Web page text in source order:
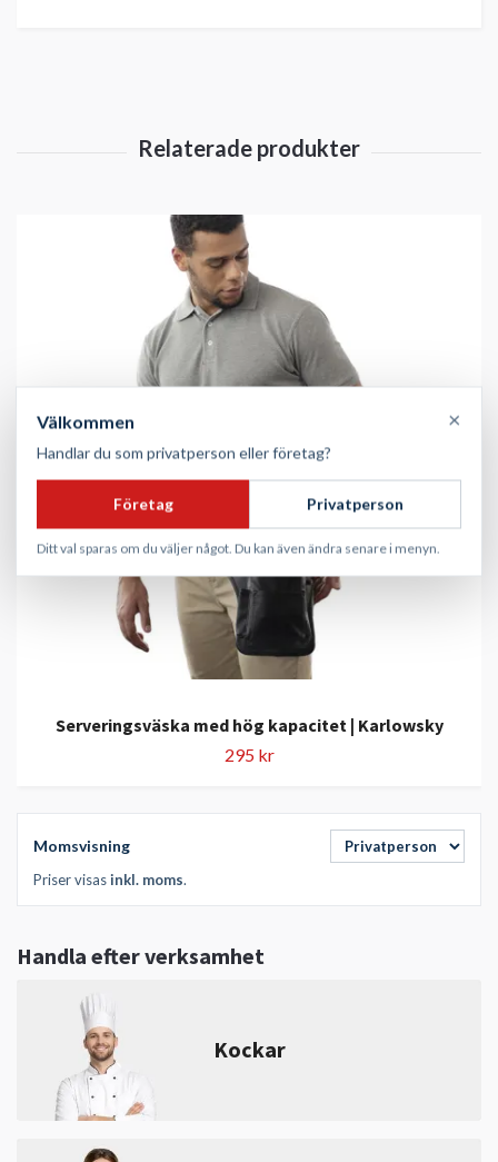
Momsvisning
Priser visasinkl. moms.
Handla efter verksamhet
Kockar
Serveringsväska med hög kapacitet | Karlowsky
295 kr
Välkommen ×
Handlar du som privatperson eller företag?
Företag Privatperson
Ditt val sparas om du väljer något. Du kan även ändra senare i menyn.